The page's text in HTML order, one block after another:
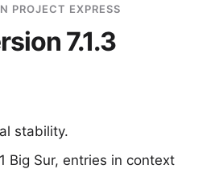
PROJECT EXPRESS
7.1.3
stability.
Big Sur, entries in context